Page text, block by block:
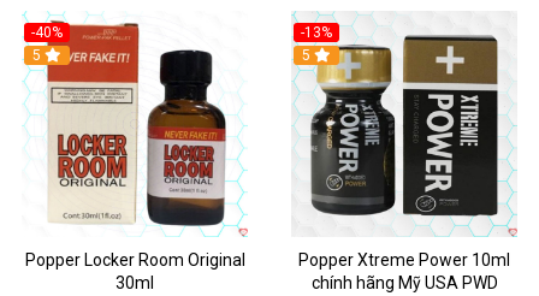
-40%
5
Popper Locker Room Original
30ml
-13%
Hot
5
Popper Xtreme Power 10ml
chính hãng Mỹ USA PWD